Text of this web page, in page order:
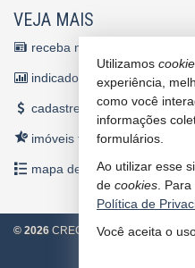
VEJA MAIS
receba nosso newsletter
indicadores financeiros
cadastre seu imóvel
imóveis favoritos
mapa de imóveis
© 2026 CRECI/SC 4860 J
Utilizamos
experiência,
como você
informações
formulários.
Ao utilizar esse
de cookies .
Política de
Você aceita o